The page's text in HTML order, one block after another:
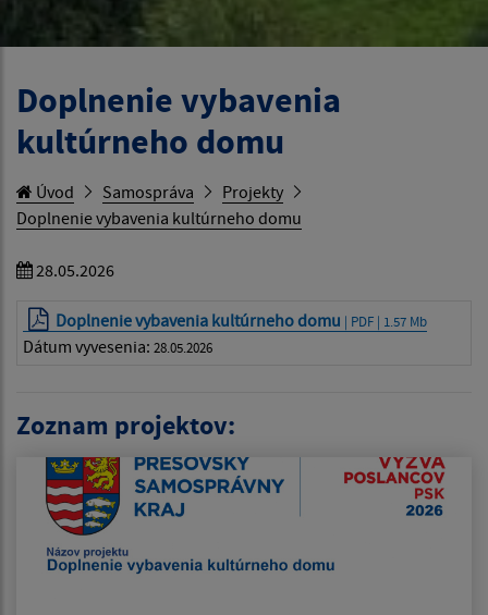
Doplnenie vybavenia
kultúrneho domu
Úvod Samospráva
Projekty
Doplnenie vybavenia kultúrneho domu
28.05.2026
Doplnenie vybavenia kultúrneho domu | PDF | 1.57 Mb
Dátum vyvesenia: 28.05.2026
Zoznam projektov: